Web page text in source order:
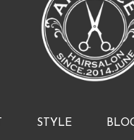
STYLE